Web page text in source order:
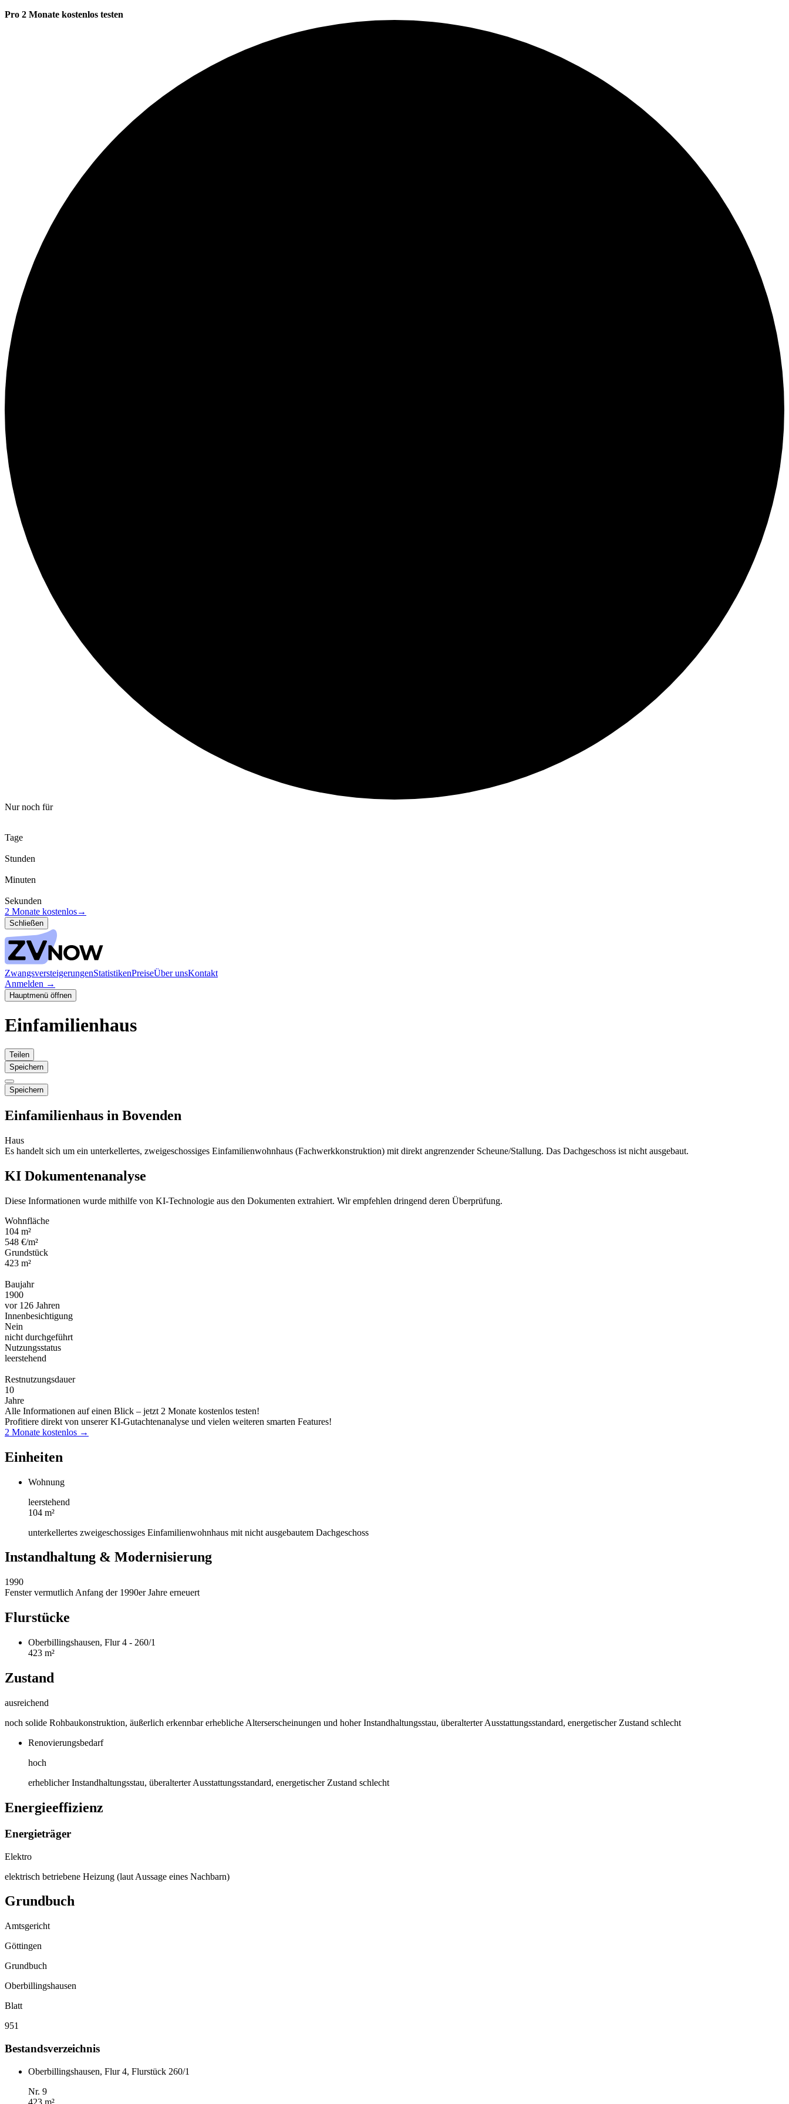
Pro 2 Monate kostenlos testen
Nur noch für
Tage
Stunden
Minuten
Sekunden
2 Monate kostenlos→
Schließen
ZwangsversteigerungenStatistikenPreiseÜber unsKontakt
Anmelden →
Hauptmenü öffnen
Einfamilienhaus
Teilen
Speichern
Speichern
Einfamilienhaus in Bovenden
Haus
Es handelt sich um ein unterkellertes, zweigeschossiges Einfamilienwohnhaus (Fachwerkkonstruktion) mit direkt angrenzender Scheune/Stallung. Das Dachgeschoss ist nicht ausgebaut.
KI Dokumentenanalyse
Diese Informationen wurde mithilfe von KI-Technologie aus den Dokumenten extrahiert. Wir empfehlen dringend deren Überprüfung.
Wohnfläche
104 m²
548 €/m²
Grundstück
423 m²
Baujahr
1900
vor 126 Jahren
Innenbesichtigung
Nein
nicht durchgeführt
Nutzungsstatus
leerstehend
Restnutzungsdauer
10
Jahre
Alle Informationen auf einen Blick – jetzt 2 Monate kostenlos testen!
Profitiere direkt von unserer KI-Gutachtenanalyse und vielen weiteren smarten Features!
2 Monate kostenlos →
Einheiten
Wohnung
leerstehend
104 m²
unterkellertes zweigeschossiges Einfamilienwohnhaus mit nicht ausgebautem Dachgeschoss
Instandhaltung & Modernisierung
1990
Fenster vermutlich Anfang der 1990er Jahre erneuert
Flurstücke
Oberbillingshausen, Flur 4 - 260/1
423 m²
Zustand
ausreichend
noch solide Rohbaukonstruktion, äußerlich erkennbar erhebliche Alterserscheinungen und hoher Instandhaltungsstau, überalterter Ausstattungsstandard, energetischer Zustand schlecht
Renovierungsbedarf
hoch
erheblicher Instandhaltungsstau, überalterter Ausstattungsstandard, energetischer Zustand schlecht
Energieeffizienz
Energieträger
Elektro
elektrisch betriebene Heizung (laut Aussage eines Nachbarn)
Grundbuch
Amtsgericht
Göttingen
Grundbuch
Oberbillingshausen
Blatt
951
Bestandsverzeichnis
Oberbillingshausen, Flur 4, Flurstück 260/1
Nr. 9
423 m²